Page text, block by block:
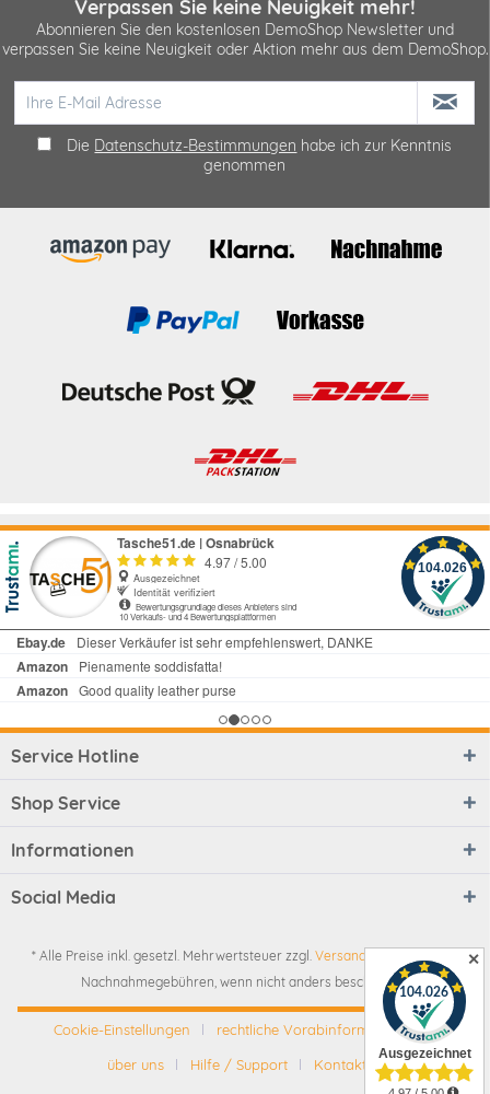
✕
Verpassen Sie keine Neuigkeit mehr!
Abonnieren Sie den kostenlosen DemoShop Newsletter und
verpassen Sie keine Neuigkeit oder Aktion mehr aus dem DemoShop.
Die Datenschutz-Bestimmungen habe ich zur Kenntnis
genommen
Service Hotline
Shop Service
Informationen
Social Media
* Alle Preise inkl. gesetzl. Mehrwertsteuer zzgl. Versandkosten
Nachnahmegebühren, wenn nicht anders beschrieben
Cookie-Einstellungen
rechtliche Vorabinformationen
über uns
Hilfe / Support
Kontakt